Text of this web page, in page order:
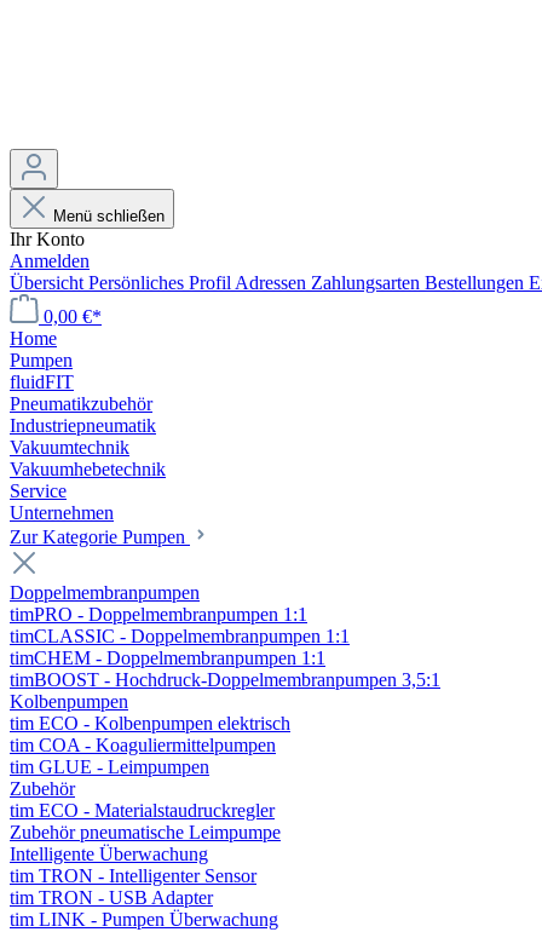
Menü schließen
Ihr Konto
Anmelden
Übersicht Persönliches Profil Adressen Zahlungsarten Bestellungen
0,00 €*
Home
Pumpen
fluidFIT
Pneumatikzubehör
Industriepneumatik
Vakuumtechnik
Vakuumhebetechnik
Service
Unternehmen
Zur Kategorie Pumpen
Doppelmembranpumpen
timPRO - Doppelmembranpumpen 1:1
timCLASSIC - Doppelmembranpumpen 1:1
timCHEM - Doppelmembranpumpen 1:1
timBOOST - Hochdruck-Doppelmembranpumpen 3,5:1
Kolbenpumpen
tim ECO - Kolbenpumpen elektrisch
tim COA - Koaguliermittelpumpen
tim GLUE - Leimpumpen
Zubehör
tim ECO - Materialstaudruckregler
Zubehör pneumatische Leimpumpe
Intelligente Überwachung
tim TRON - Intelligenter Sensor
tim TRON - USB Adapter
tim LINK - Pumpen Überwachung